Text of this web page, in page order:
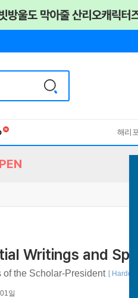
사
해리
Writings and
of the Scholar-President [
일